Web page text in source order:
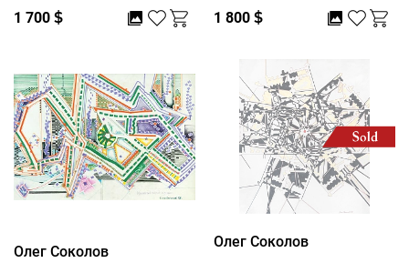
1 700 $ 1 800 $
Олег Соколов
Олег Соколов